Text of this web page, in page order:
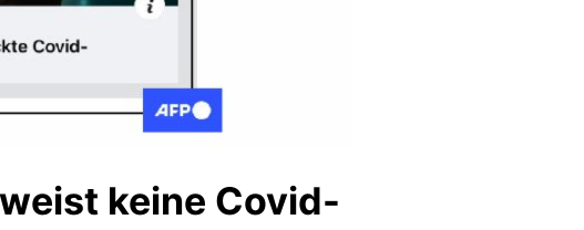
keine Covid-